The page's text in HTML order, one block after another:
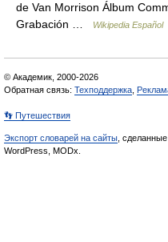
de Van Morrison Álbum
Grabación …
Wikipedia Español
© Академик, 2000-2026
Обратная связь: Техподдержка
👣 Путешествия
Экспорт словарей на сайты ,
WordPress, MODx.